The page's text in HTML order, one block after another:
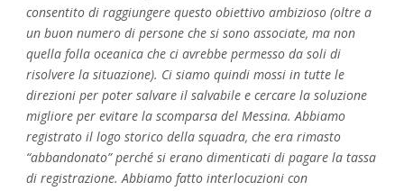
consentito di raggiungere questo obiettivo ambizioso (oltre a
un buon numero di persone che si sono associate, ma non
quella folla oceanica che ci avrebbe permesso da soli di
risolvere la situazione). Ci siamo quindi mossi in tutte le
direzioni per poter salvare il salvabile e cercare la soluzione
migliore per evitare la scomparsa del Messina. Abbiamo
registrato il logo storico della squadra, che era rimasto
“abbandonato” perché si erano dimenticati di pagare la tassa
di registrazione. Abbiamo fatto interlocuzioni con